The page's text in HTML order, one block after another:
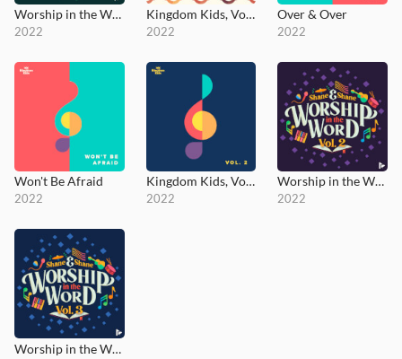
Worship in the Word
2022
Kingdom Kids, Vol. 1
2022
Over & Over
2022
Won't Be Afraid
2022
Kingdom Kids, Vol. 2
2022
Worship in the Word, Vol. 2
2022
Worship in the Word, Vol. 3